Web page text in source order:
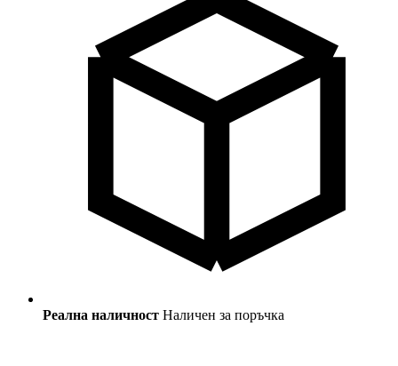
Реална наличност Наличен за поръчка